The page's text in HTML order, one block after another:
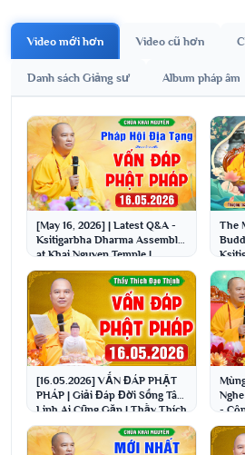
Video mới hơn Video cũ hơn
Danh sách Giảng sư Album pháp âm
[May 16, 2026] | Latest Q&A -
Ksitigarbha Dharma Assembly
at Khai Nguyen Temple |
Venerable Thich...
The
with
[16.05.2026] VẤN ĐÁP PHẬT
PHÁP | Giải Đáp Đời Sống Tâm
Linh Ai Cũng Gặp | Thầy Thích
Đạo Thịnh
-